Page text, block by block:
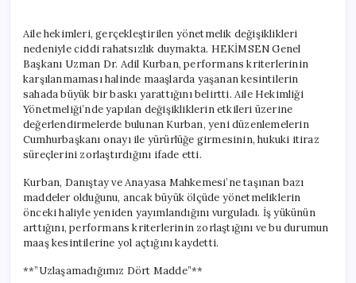
ve
Maaş
Kesintileri
Krizi
için
Aile hekimleri, gerçekleştirilen yönetmelik değişiklikleri
nedeniyle ciddi rahatsızlık duymakta. HEKİMSEN Genel
Başkanı Uzman Dr. Adil Kurban, performans kriterlerinin
karşılanmaması halinde maaşlarda yaşanan kesintilerin
sahada büyük bir baskı yarattığını belirtti. Aile Hekimliği
Yönetmeliği’nde yapılan değişikliklerin etkileri üzerine
değerlendirmelerde bulunan Kurban, yeni düzenlemelerin
Cumhurbaşkanı onayı ile yürürlüğe girmesinin, hukuki itiraz
süreçlerini zorlaştırdığını ifade etti.
Kurban, Danıştay ve Anayasa Mahkemesi’ne taşınan bazı
maddeler olduğunu, ancak büyük ölçüde yönetmeliklerin
önceki haliyle yeniden yayımlandığını vurguladı. İş yükünün
arttığını, performans kriterlerinin zorlaştığını ve bu durumun
maaş kesintilerine yol açtığını kaydetti.
**”Uzlaşamadığımız Dört Madde”**